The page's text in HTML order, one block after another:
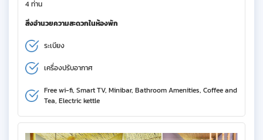
4 ท่าน
สิ่งอำนวยความสะดวกในห้องพัก
ระเบียง
เครื่องปรับอากาศ
Free wi-fi, Smart TV, Minibar, Bathroom Amenities, Coffee and
Tea, Electric kettle